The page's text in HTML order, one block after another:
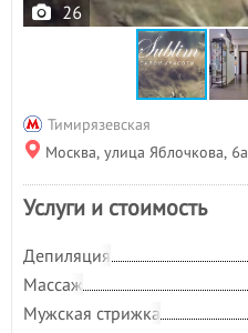
26
Тимирязевская
Москва, улица Яблочкова, 6а
Услуги и стоимость
Депиляция
Массаж
Мужская стрижка